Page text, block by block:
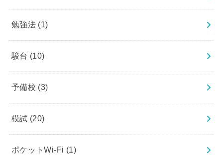
勉強法 (1)
駿台 (10)
予備校 (3)
模試 (20)
ポケットWi-Fi (1)